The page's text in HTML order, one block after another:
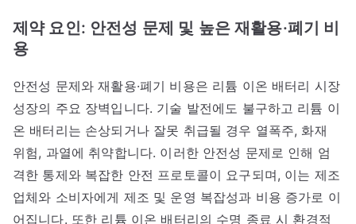
제약 요인: 안전성 문제 및 높은 재활용·폐기 비
용
안전성 문제와 재활용·폐기 비용은 리튬 이온 배터리 시장
성장의 주요 장벽입니다. 기술 발전에도 불구하고 리튬 이
온 배터리는 손상되거나 잘못 취급될 경우 열폭주, 화재
위험, 과열에 취약합니다. 이러한 안전성 문제로 인해 엄
격한 통제와 복잡한 안전 프로토콜이 요구되며, 이는 제조
업체와 소비자에게 제조 및 운영 복잡성과 비용 증가로 이
어집니다. 또한 리튬 이온 배터리의 수명 종료 시 환경적